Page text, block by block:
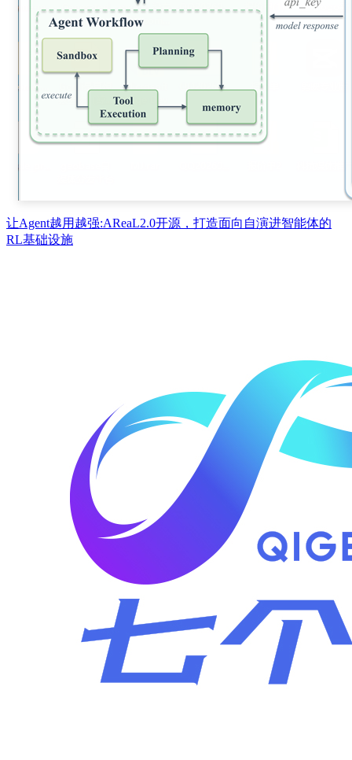
让Agent越用越强:AReaL2.0开源，打造面向自演进智能体的
RL基础设施